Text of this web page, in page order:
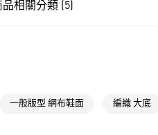
筆NT$80，滿NT$1,500(含以上)免運費
筆NT$80，滿NT$1,500(含以上)免運費
品相關分類 (5)
動 訓練 訓練全部商品
一般版型 網布鞋面 編織 大底